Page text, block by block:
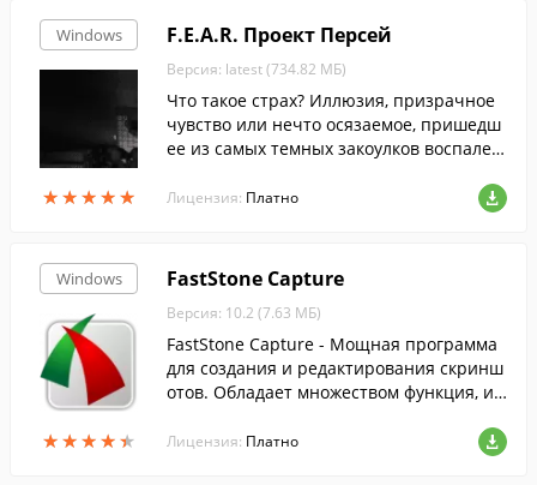
Windows
★★★★★
★★★★★
F.E.A.R. Проект Персей
Версия: latest (734.82 МБ)
Что такое страх? Иллюзия, призрачное
чувство или нечто осязаемое, пришедш
ее из самых темных закоулков воспален
Лицензия: Платно
Windows
★★★★★
★★★★★
FastStone Capture
Версия: 10.2 (7.63 МБ)
FastStone Capture - Мощная программа
для создания и редактирования скринш
отов. Обладает множеством функция, и к
сывать видео со звуком....
Лицензия: Платно